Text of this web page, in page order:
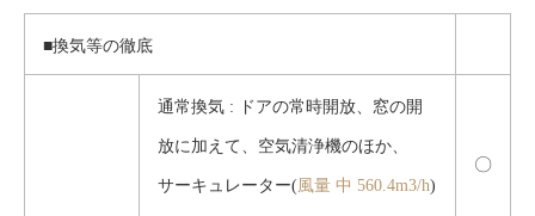
■換気等の徹底
通常換気 : ドアの常時開放、窓の開
放に加えて、空気清浄機のほか、
サーキュレーター( 風量 中 560.4m3/h)
〇